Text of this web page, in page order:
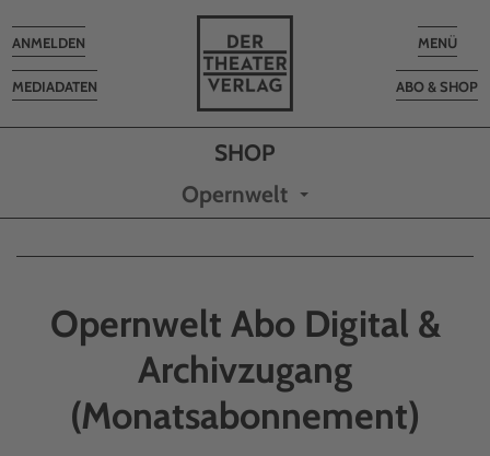
Toggle
MENÜ
ABO & SHOP
MEDIADATEN
Toggle
navigation
ANMELDEN
Opernwelt
Opernwelt Abo Digital &
Archivzugang
(Monatsabonnement)